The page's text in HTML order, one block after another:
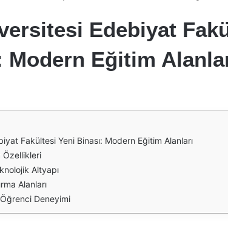
Edebiyat
Modern Eğitim
Fakültesi Yeni Binası: Modern Eğitim Alanları
Özellikleri
Altyapı
Alanları
Deneyimi